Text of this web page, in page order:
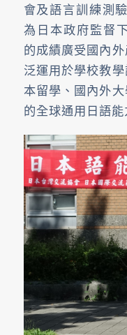
會及語言訓練測
為日本政府監督
的成績廣受國內
泛運用於學校教
本留學、國內外
的全球通用日語能